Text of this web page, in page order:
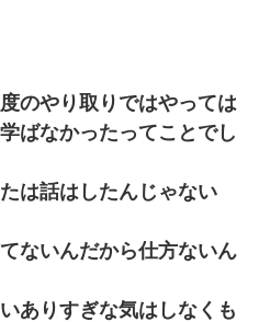
のやり取りではやっては
ばなかったってことでし
は話はしたんじゃない
ないんだから仕方ないん
ありすぎな気はしなくも